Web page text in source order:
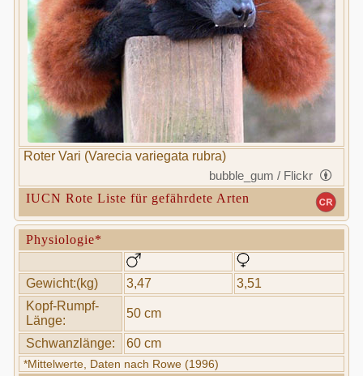
Roter Vari (Varecia variegata rubra)
bubble_gum / Flickr
IUCN Rote Liste für gefährdete Arten
Physiologie*
Gewicht:(kg) 3,47
3,51
Kopf-Rumpf-
Länge:
50 cm
Schwanzlänge: 60 cm
*Mittelwerte, Daten nach Rowe (1996)